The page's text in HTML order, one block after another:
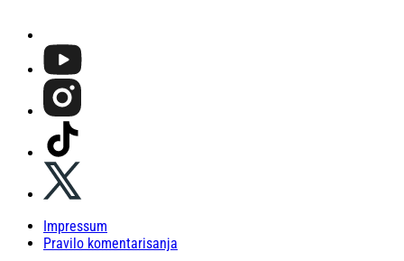
Impressum
Pravilo komentarisanja